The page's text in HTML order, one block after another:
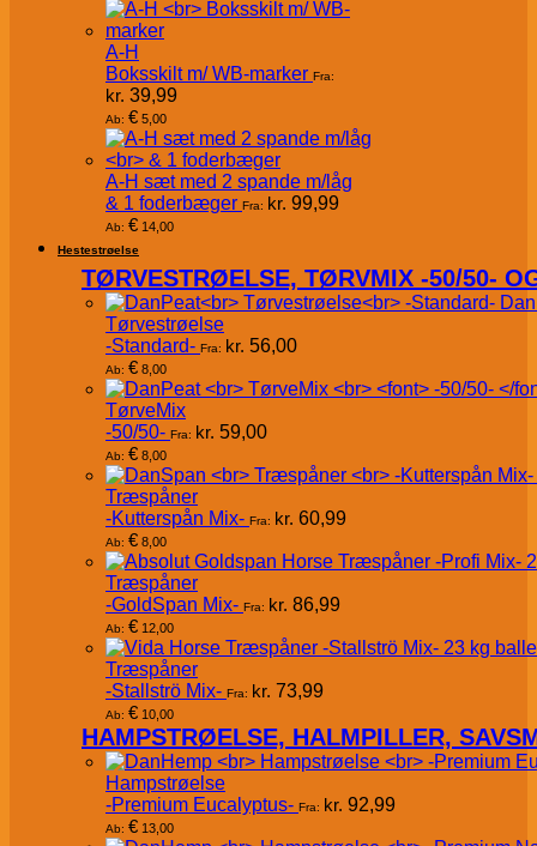
A-H
Boksskilt m/ WB-marker Fra:
kr. 39,99
Ab: € 5,00
A-H sæt med 2 spande m/låg
& 1 foderbæger Fra: kr. 99,99
Ab: € 14,00
Hestestrøelse
TØRVESTRØELSE, TØRVMIX -50/50-
Tørvestrøelse
-Standard- Fra: kr. 56,00
Ab: € 8,00
TørveMix
-50/50- Fra: kr. 59,00
Ab: € 8,00
Træspåner
-Kutterspån Mix- Fra: kr. 60,99
Ab: € 8,00
Træspåner
-GoldSpan Mix- Fra: kr. 86,99
Ab: € 12,00
Træspåner
-Stallströ Mix- Fra: kr. 73,99
Ab: € 10,00
HAMPSTRØELSE, HALMPILLER,
Hampstrøelse
-Premium Eucalyptus- Fra: kr. 92,99
Ab: € 13,00